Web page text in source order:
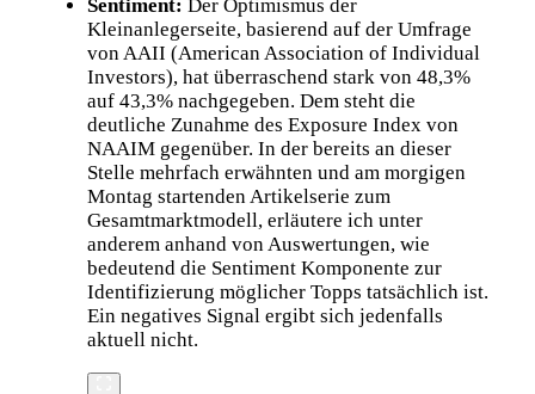
Sentiment: Der Optimismus der
Kleinanlegerseite, basierend auf der Umfrage
von AAII (American Association of Individual
Investors), hat überraschend stark von 48,3%
auf 43,3% nachgegeben. Dem steht die
deutliche Zunahme des Exposure Index von
NAAIM gegenüber. In der bereits an dieser
Stelle mehrfach erwähnten und am morgigen
Montag startenden Artikelserie zum
Gesamtmarktmodell, erläutere ich unter
anderem anhand von Auswertungen, wie
bedeutend die Sentiment Komponente zur
Identifizierung möglicher Topps tatsächlich ist.
Ein negatives Signal ergibt sich jedenfalls
aktuell nicht.